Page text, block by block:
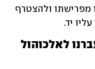
יד.